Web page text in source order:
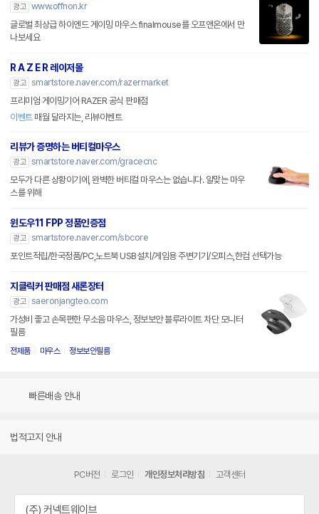
광고 www.offnon.kr
글로벌 최상급 하이엔드 게이밍 마우스 finalmouse를 오프앤온에서 만
나보세요
R A Z E R 레이저몰
광고 smartstore.naver.com/razermarket
프리미엄 게이밍기어 RAZER 공식 판매점
이벤트매월 달라지는, 리뷰이벤트
리뷰가 증명하는 버티컬마우스
광고 smartstore.naver.com/gracecnc
모두가 다른 상황이기에, 완벽한 버티컬 마우스는 없습니다. 알맞는 마우
스를 위해
윈도우11 FPP 정품인증점
광고 smartstore.naver.com/sbcore
포인트적립/한국정품/PC,노트북 USB설치/게임용 주변기기/오피스,한컴 선택가능
지클릭커 판매점 새론장터
광고 saeronjangteo.com
가성비 좋고 손목편한 무소음 마우스, 정보보안 블루라이트 차단 모니터
필름
전제품 마우스 정보보안필름
빠른배송 안내
법적고지 안내
PC버전 로그인 개인정보처리방침 고객센터
(주) 커넥트웨이브